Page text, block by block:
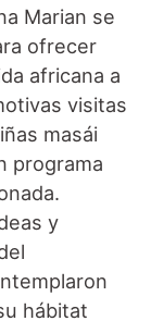
Marian se
ofrecer
africana a
visitas
masái
programa
y
hábitat